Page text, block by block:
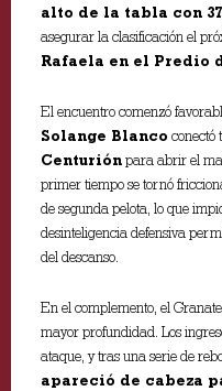
alto de la tabla con
asegurar la clasificación el
Rafaela en el Predio
El encuentro comenzó
Solange Blanco conectó
Centuriónpara abrir el
primer tiempo se tornó
de segunda pelota, lo que
desinteligencia defensiva
del descanso.
En el complemento, el
mayor profundidad. Los
ataque, y tras una serie de
apareció de cabeza